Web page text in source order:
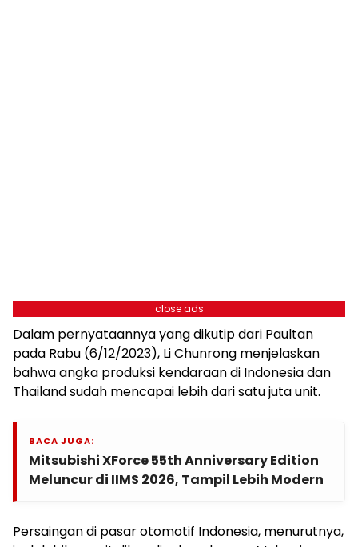
close ads
Dalam pernyataannya yang dikutip dari Paultan
pada Rabu (6/12/2023), Li Chunrong menjelaskan
bahwa angka produksi kendaraan di Indonesia dan
Thailand sudah mencapai lebih dari satu juta unit.
BACA JUGA:
Mitsubishi XForce 55th Anniversary Edition
Meluncur di IIMS 2026, Tampil Lebih Modern
Persaingan di pasar otomotif Indonesia, menurutnya,